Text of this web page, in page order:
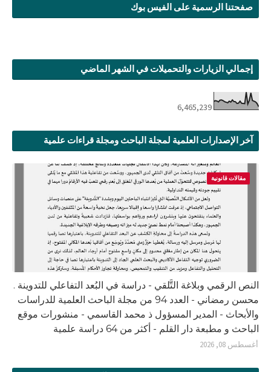
صفحتنا الرسمية على الفيس بوك
إجمالي الزيارات والتحميلات في الشهر الماضي
6,465,239
آخر الإصدارات العلمية لمجلة الباحث ومجلة قراءات علمية
مقالات قانونية
النص الرقمي وبلاغة التَّلقي - دراسة في البُعد التفاعلي للتدوينة .
محسن رمضاني - العدد 94 من مجلة الباحث العلمية للدراسات
والأبحاث - المدير المسؤول ذ محمد القاسمي - منشورات موقع
الباحث و مطبعة دار القلم - أكثر من 64 دراسة علمية
أغسطس 08, 2026